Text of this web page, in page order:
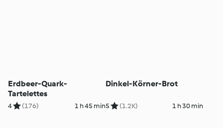
Erdbeer-Quark-
Tartelettes
4 (176) 1 h 45 min
Dinkel-Körner-Brot
5 (1.2K) 1 h 30 min